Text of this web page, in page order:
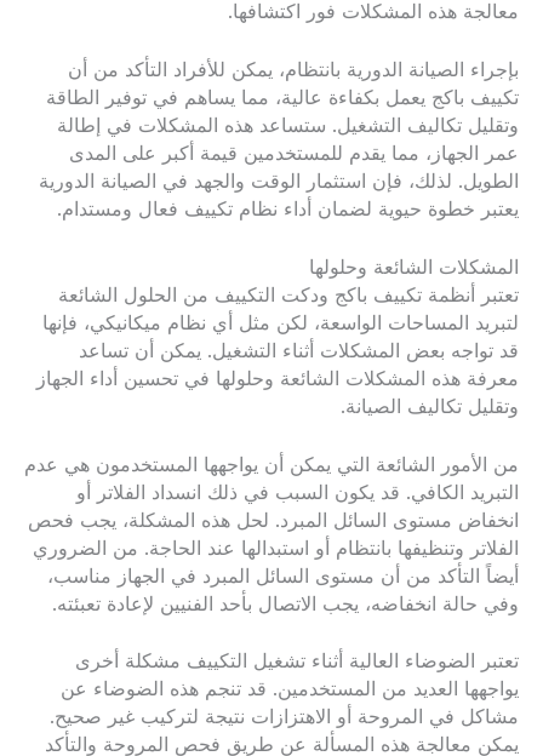
معالجة هذه المشكلات فور اكتشافها.
بإجراء الصيانة الدورية بانتظام، يمكن للأفراد التأكد من أن
تكييف باكج يعمل بكفاءة عالية، مما يساهم في توفير الطاقة
وتقليل تكاليف التشغيل. ستساعد هذه المشكلات في إطالة
عمر الجهاز، مما يقدم للمستخدمين قيمة أكبر على المدى
الطويل. لذلك، فإن استثمار الوقت والجهد في الصيانة الدورية
يعتبر خطوة حيوية لضمان أداء نظام تكييف فعال ومستدام.
المشكلات الشائعة وحلولها
تعتبر أنظمة تكييف باكج ودكت التكييف من الحلول الشائعة
لتبريد المساحات الواسعة، لكن مثل أي نظام ميكانيكي، فإنها
قد تواجه بعض المشكلات أثناء التشغيل. يمكن أن تساعد
معرفة هذه المشكلات الشائعة وحلولها في تحسين أداء الجهاز
وتقليل تكاليف الصيانة.
من الأمور الشائعة التي يمكن أن يواجهها المستخدمون هي عدم
التبريد الكافي. قد يكون السبب في ذلك انسداد الفلاتر أو
انخفاض مستوى السائل المبرد. لحل هذه المشكلة، يجب فحص
الفلاتر وتنظيفها بانتظام أو استبدالها عند الحاجة. من الضروري
أيضاً التأكد من أن مستوى السائل المبرد في الجهاز مناسب،
وفي حالة انخفاضه، يجب الاتصال بأحد الفنيين لإعادة تعبئته.
تعتبر الضوضاء العالية أثناء تشغيل التكييف مشكلة أخرى
يواجهها العديد من المستخدمين. قد تنجم هذه الضوضاء عن
مشاكل في المروحة أو الاهتزازات نتيجة لتركيب غير صحيح.
يمكن معالجة هذه المسألة عن طريق فحص المروحة والتأكد